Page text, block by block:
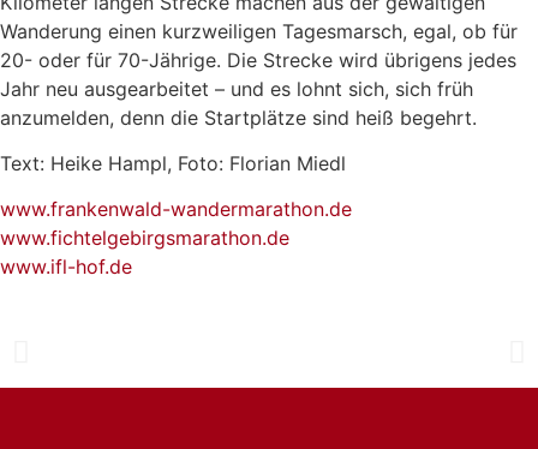
Wanderung einen kurzweiligen Tagesmarsch, egal, ob für
20- oder für 70-Jährige. Die Strecke wird übrigens jedes
Jahr neu ausgearbeitet – und es lohnt sich, sich früh
anzumelden, denn die Startplätze sind heiß begehrt.
Text: Heike Hampl, Foto: Florian Miedl
www.frankenwald-wandermarathon.de
www.fichtelgebirgsmarathon.de
www.ifl-hof.de